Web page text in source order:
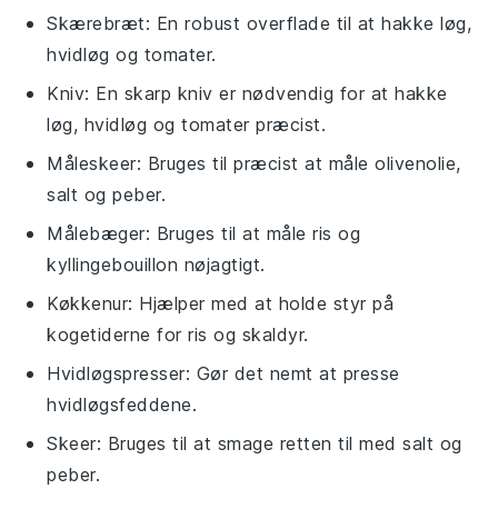
Skærebræt: En robust overflade til at hakke løg,
hvidløg og tomater.
Kniv: En skarp kniv er nødvendig for at hakke
løg, hvidløg og tomater præcist.
Måleskeer: Bruges til præcist at måle olivenolie,
salt og peber.
Målebæger: Bruges til at måle ris og
kyllingebouillon nøjagtigt.
Køkkenur: Hjælper med at holde styr på
kogetiderne for ris og skaldyr.
Hvidløgspresser: Gør det nemt at presse
hvidløgsfeddene.
Skeer: Bruges til at smage retten til med salt og
peber.